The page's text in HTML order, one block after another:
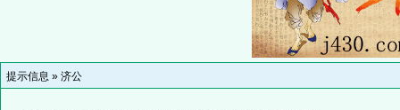
提示信息 » 济公